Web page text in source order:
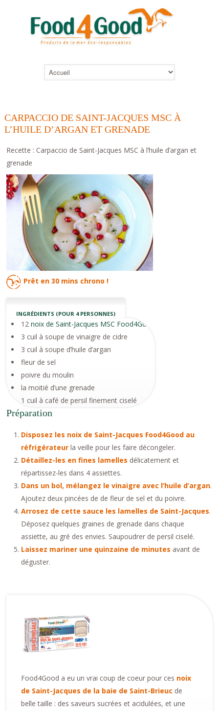
CARPACCIO DE SAINT-JACQUES MSC À
L’HUILE D’ARGAN ET GRENADE
Recette : Carpaccio de Saint-Jacques MSC à l’huile d’argan et
grenade
Prêt en30 mins chrono !
INGRÉDIENTS (POUR 4 PERSONNES)
12noix de Saint-Jacques MSC Food4Good
3 cuil à soupe de vinaigre de cidre
3 cuil à soupe d’huile d’argan
fleur de sel
poivre du moulin
la moitié d’une grenade
1 cuil à café de persil finement ciselé
Préparation
Disposez les noix de Saint-Jacques Food4Good au
réfrigérateur la veille pour les faire décongeler.
Détaillez-les en fines lamelles délicatement et
répartissez-les dans 4 assiettes.
Dans un bol, mélangez le vinaigre avec l’huile d’argan.
Ajoutez deux pincées de de fleur de sel et du poivre.
Arrosez de cette sauce les lamelles de Saint-Jacques.
Déposez quelques graines de grenade dans chaque
assiette, au gré des envies. Saupoudrer de persil ciselé.
Laissez mariner une quinzaine de minutes avant de
déguster.
Food4Good a eu un vrai coup de coeur pour ces noix
de Saint-Jacques de la baie de Saint-Brieuc de
belle taille : des saveurs sucrées et acidulées, et une